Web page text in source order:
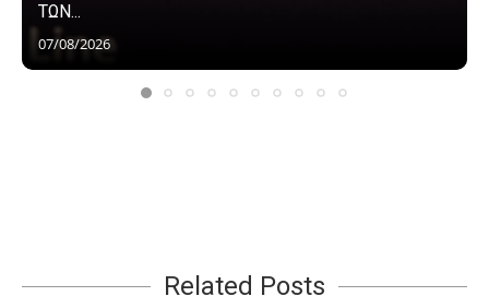
ΤΩΝ...
07/08/2026
Related Posts